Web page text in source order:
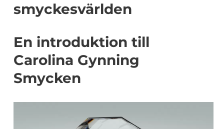
smyckesvärlden
En introduktion till
Carolina Gynning
Smycken